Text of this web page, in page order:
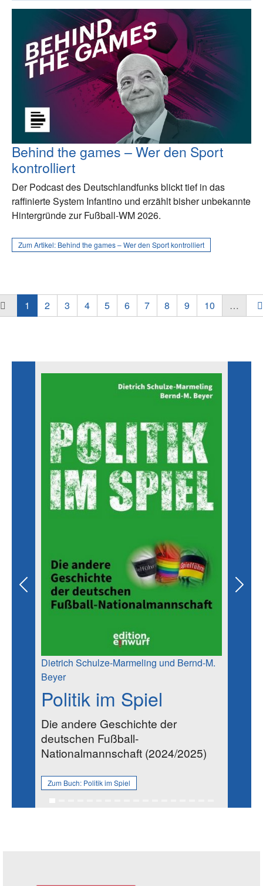
Behind the games – Wer den Sport
kontrolliert
Der Podcast des Deutschlandfunks blickt tief in das
raffinierte System Infantino und erzählt bisher unbekannte
Hintergründe zur Fußball-WM 2026.
Zum Artikel: Behind the games – Wer den Sport kontrolliert
1 2 3 4 5 6 7 8 9 10 …
Literatur aus dem Bereich Bildung
Dietrich Schulze-Marmeling und Bernd-M.
Beyer
Politik im Spiel
Die andere Geschichte der
deutschen Fußball-
Nationalmannschaft (2024/2025)
Zum Buch: Politik im Spiel
Previous Next